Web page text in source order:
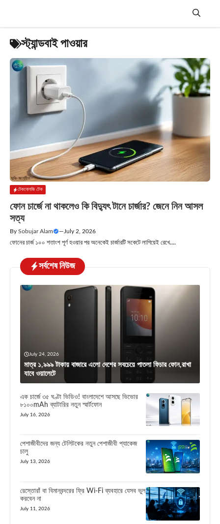
Menu
স্ট্যান্ডবাই পাওয়ার
টেকনোলজি টেক
ফোন চার্জে না থাকলেও কি বিদ্যুৎ টানে চার্জার? জেনে নিন আসল
সত্য
By Sobujar Alam — July 2, 2026
ফোনের চার্জ ১০০ শতাংশ পূর্ণ হওয়ার পর অনেকেই চার্জারটি সকেটে লাগিয়েই রেখে....
সর্বশেষ নিউজ
July 24, 2026
মাত্র ১,৯৯৯ টাকায় বাজারে এলো দেশের সবচেয়ে পাতলা ফিচার ফোন,রাখা
যাবে ওয়ালেটে
এক চার্জে ৩৫ ঘণ্টা ভিডিও! বাংলাদেশে আসছে ভিভোর
৮১০০mAh ব্যাটারির নতুন স্মার্টফোন
July 16, 2026
পেশাজীবীদের জন্য টেলিটকের নতুন পেশাজীবী প্যাকেজ
চালু
July 13, 2026
রেস্তোরাঁ বা বিমানবন্দরের ফ্রি Wi-Fi ব্যবহারে যেসব ভুল
করবেন না
July 11, 2026